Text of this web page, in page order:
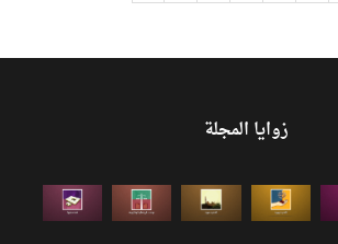
زوايا المجلة